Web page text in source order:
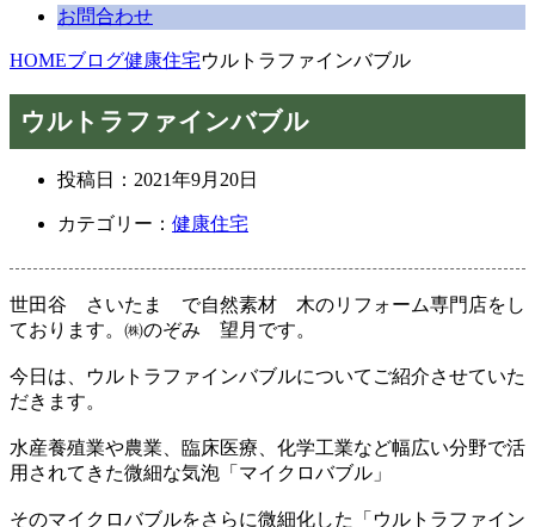
お問合わせ
HOMEブログ健康住宅ウルトラファインバブル
ウルトラファインバブル
投稿日： 2021年9月20日
カテゴリー： 健康住宅
世田谷 さいたま で自然素材 木のリフォーム専門店をし
ております。㈱のぞみ 望月です。
今日は、ウルトラファインバブルについてご紹介させていた
だきます。
水産養殖業や農業、臨床医療、化学工業など幅広い分野で活
用されてきた微細な気泡「マイクロバブル」
そのマイクロバブルをさらに微細化した「ウルトラファイン